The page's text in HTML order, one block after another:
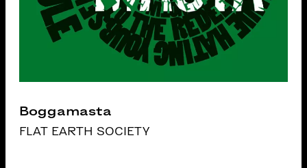
Boggamasta
FLAT EARTH SOCIETY